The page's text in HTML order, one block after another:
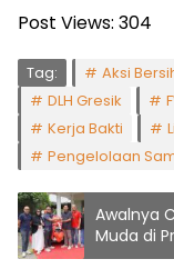
Post Views: 304
Tag: Aksi
DLH Gresik
Kerja Bakti
Pengelolaan
Awalnya
Muda di
Bawa